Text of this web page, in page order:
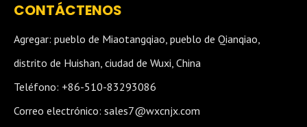
CONTÁCTENOS
Agregar: pueblo de Miaotangqiao, pueblo de Qianqiao,
distrito de Huishan, ciudad de Wuxi, China
Teléfono: +86-510-83293086
Correo electrónico: sales7@wxcnjx.com